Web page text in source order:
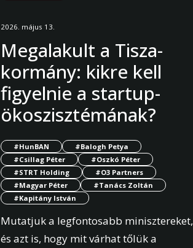
2026. május 13.
Megalakult a Tisza-
kormány: kikre kell
figyelnie a startup-
ökoszisztémának?
#HunBAN
#Balogh Petya
#Csillag Péter
#Oszkó Péter
#STRT Holding
#O3 Partners
#Magyar Péter
#Tanács Zoltán
#Kapitány István
Mutatjuk a legfontosabb minisztereket,
és azt is, hogy mit várhat tőlük a